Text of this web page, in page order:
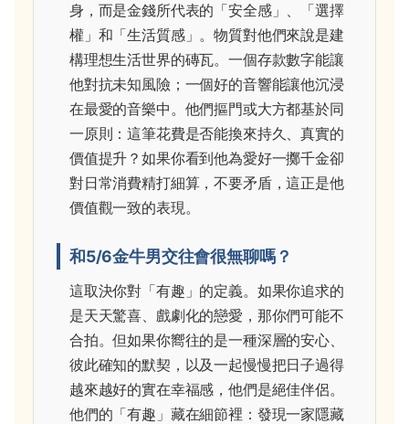
身，而是金錢所代表的「安全感」、「選擇
權」和「生活質感」。物質對他們來說是建
構理想生活世界的磚瓦。一個存款數字能讓
他對抗未知風險；一個好的音響能讓他沉浸
在最愛的音樂中。他們摳門或大方都基於同
一原則：這筆花費是否能換來持久、真實的
價值提升？如果你看到他為愛好一擲千金卻
對日常消費精打細算，不要矛盾，這正是他
價值觀一致的表現。
和5/6金牛男交往會很無聊嗎？
這取決你對「有趣」的定義。如果你追求的
是天天驚喜、戲劇化的戀愛，那你們可能不
合拍。但如果你嚮往的是一種深層的安心、
彼此確知的默契，以及一起慢慢把日子過得
越來越好的實在幸福感，他們是絕佳伴侶。
他們的「有趣」藏在細節裡：發現一家隱藏